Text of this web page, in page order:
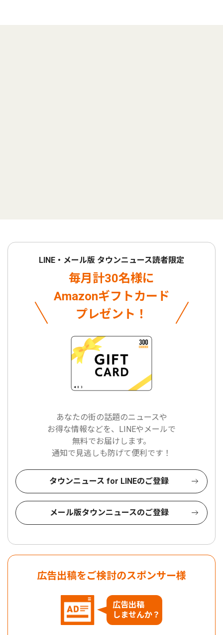
LINE・メール版 タウンニュース読者限定
毎月計30名様に
Amazonギフトカード
プレゼント！
あなたの街の話題のニュースや
お得な情報などを、LINEやメールで
無料でお届けします。
通知で見逃しも防げて便利です！
タウンニュース for LINEのご登録
メール版タウンニュースのご登録
広告出稿をご検討のスポンサー様
広告出稿
しませんか？